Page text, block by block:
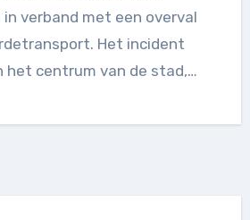
verband met een overval
Het incident
het centrum van de stad,…